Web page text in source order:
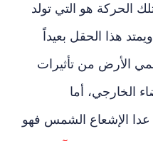
الحركة هو التي تولد
هذا الحقل بعيداً
الأرض من تأثيرات
الخارجي، أما
عدا الإشعاع الشمس فهو